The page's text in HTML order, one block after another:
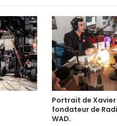
Portrait de
fondateur de
WAD.